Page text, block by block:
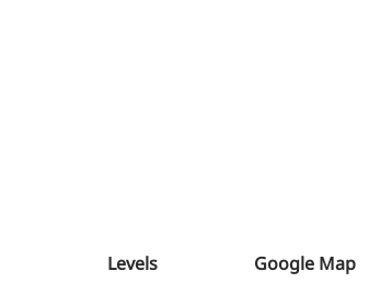
Levels Google Map